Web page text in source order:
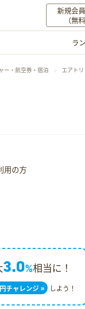
新規会
（無料
ラ
ー・航空券・宿泊 エアトリ
用の方
3.0%相当に！
チャレンジ » しよう！